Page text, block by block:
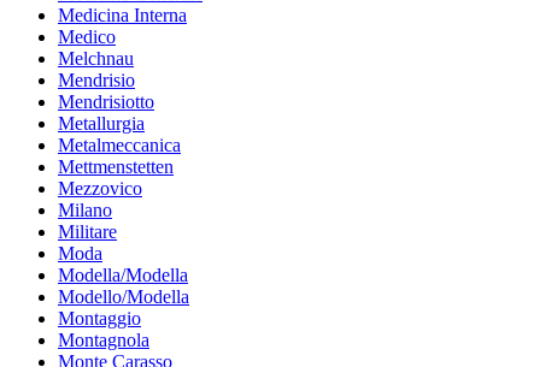
Medicina Interna
Medico
Melchnau
Mendrisio
Mendrisiotto
Metallurgia
Metalmeccanica
Mettmenstetten
Mezzovico
Milano
Militare
Moda
Modella/Modella
Modello/Modella
Montaggio
Montagnola
Monte Carasso